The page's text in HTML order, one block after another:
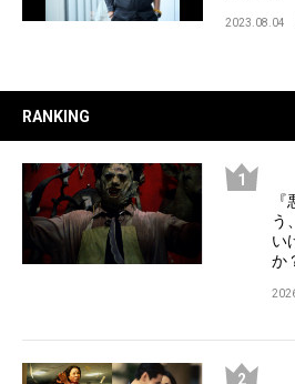
2023.08.04
RANKING
う
い
か